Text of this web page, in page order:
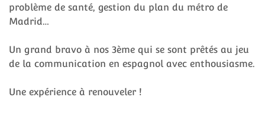
problème de santé, gestion du plan du métro de
Madrid…
Un grand bravo à nos 3ème qui se sont prêtés au jeu
de la communication en espagnol avec enthousiasme.
Une expérience à renouveler !